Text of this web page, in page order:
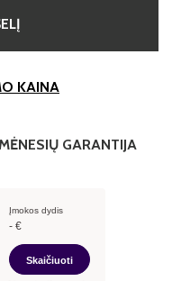
KAINA
GARANTIJA